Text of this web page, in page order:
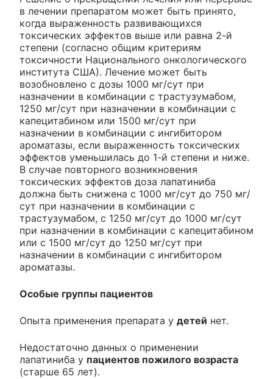
в лечении препаратом может быть принято,
когда выраженность развивающихся
токсических эффектов выше или равна 2-й
степени (согласно общим критериям
токсичности Национального онкологического
института США). Лечение может быть
возобновлено с дозы 1000 мг/сут при
назначении в комбинации с трастузумабом,
1250 мг/сут при назначении в комбинации с
капецитабином или 1500 мг/сут при
назначении в комбинации с ингибитором
ароматазы, если выраженность токсических
эффектов уменьшилась до 1-й степени и ниже.
В случае повторного возникновения
токсических эффектов доза лапатиниба
должна быть снижена с 1000 мг/сут до 750 мг/
сут при назначении в комбинации с
трастузумабом, с 1250 мг/сут до 1000 мг/сут
при назначении в комбинации с капецитабином
или с 1500 мг/сут до 1250 мг/сут при
назначении в комбинации с ингибитором
ароматазы.
Особые группы пациентов
Опыта применения препарата у детей нет.
Недостаточно данных о применении
лапатиниба у пациентов пожилого возраста
(старше 65 лет).